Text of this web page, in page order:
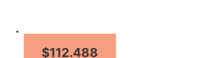
$112.488